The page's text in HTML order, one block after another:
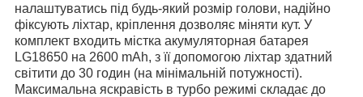
налаштуватись під будь-який розмір голови, надійно
фіксують ліхтар, кріплення дозволяє міняти кут. У
комплект входить містка акумуляторная батарея
LG18650 на 2600 mAh, з її допомогою ліхтар здатний
світити до 30 годин (на мінімальній потужності).
Максимальна яскравість в турбо режимі складає до